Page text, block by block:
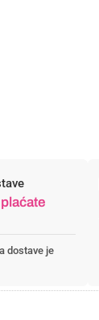
dostave je